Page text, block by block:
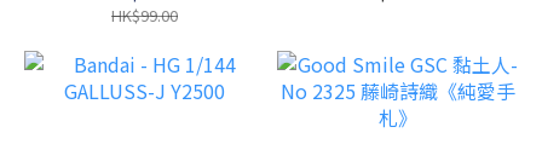
HK$99.00